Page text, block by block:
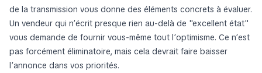
de la transmission vous donne des éléments concrets à évaluer.
Un vendeur qui n’écrit presque rien au-delà de "excellent état"
vous demande de fournir vous-même tout l’optimisme. Ce n’est
pas forcément éliminatoire, mais cela devrait faire baisser
l’annonce dans vos priorités.